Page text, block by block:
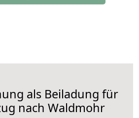
als Beiladung für
nach Waldmohr